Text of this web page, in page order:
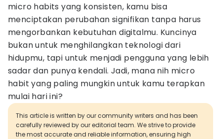
micro habits yang konsisten, kamu bisa
menciptakan perubahan signifikan tanpa harus
mengorbankan kebutuhan digitalmu. Kuncinya
bukan untuk menghilangkan teknologi dari
hidupmu, tapi untuk menjadi pengguna yang lebih
sadar dan punya kendali. Jadi, mana nih micro
habit yang paling mungkin untuk kamu terapkan
mulai hari ini?
This article is written by our community writers and has been
carefully reviewed by our editorial team. We strive to provide
the most accurate and reliable information, ensuring high